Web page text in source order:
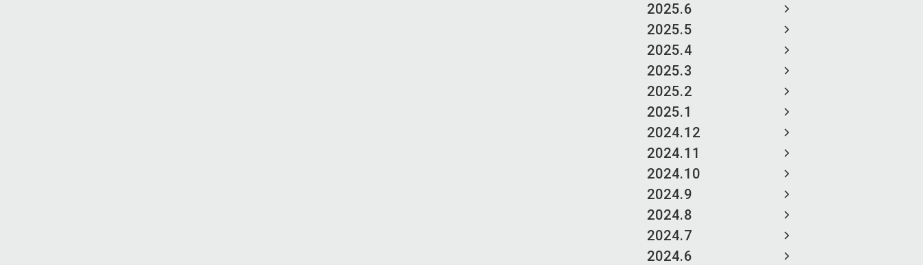
2025.6
2025.5
2025.4
2025.3
2025.2
2025.1
2024.12
2024.11
2024.10
2024.9
2024.8
2024.7
2024.6